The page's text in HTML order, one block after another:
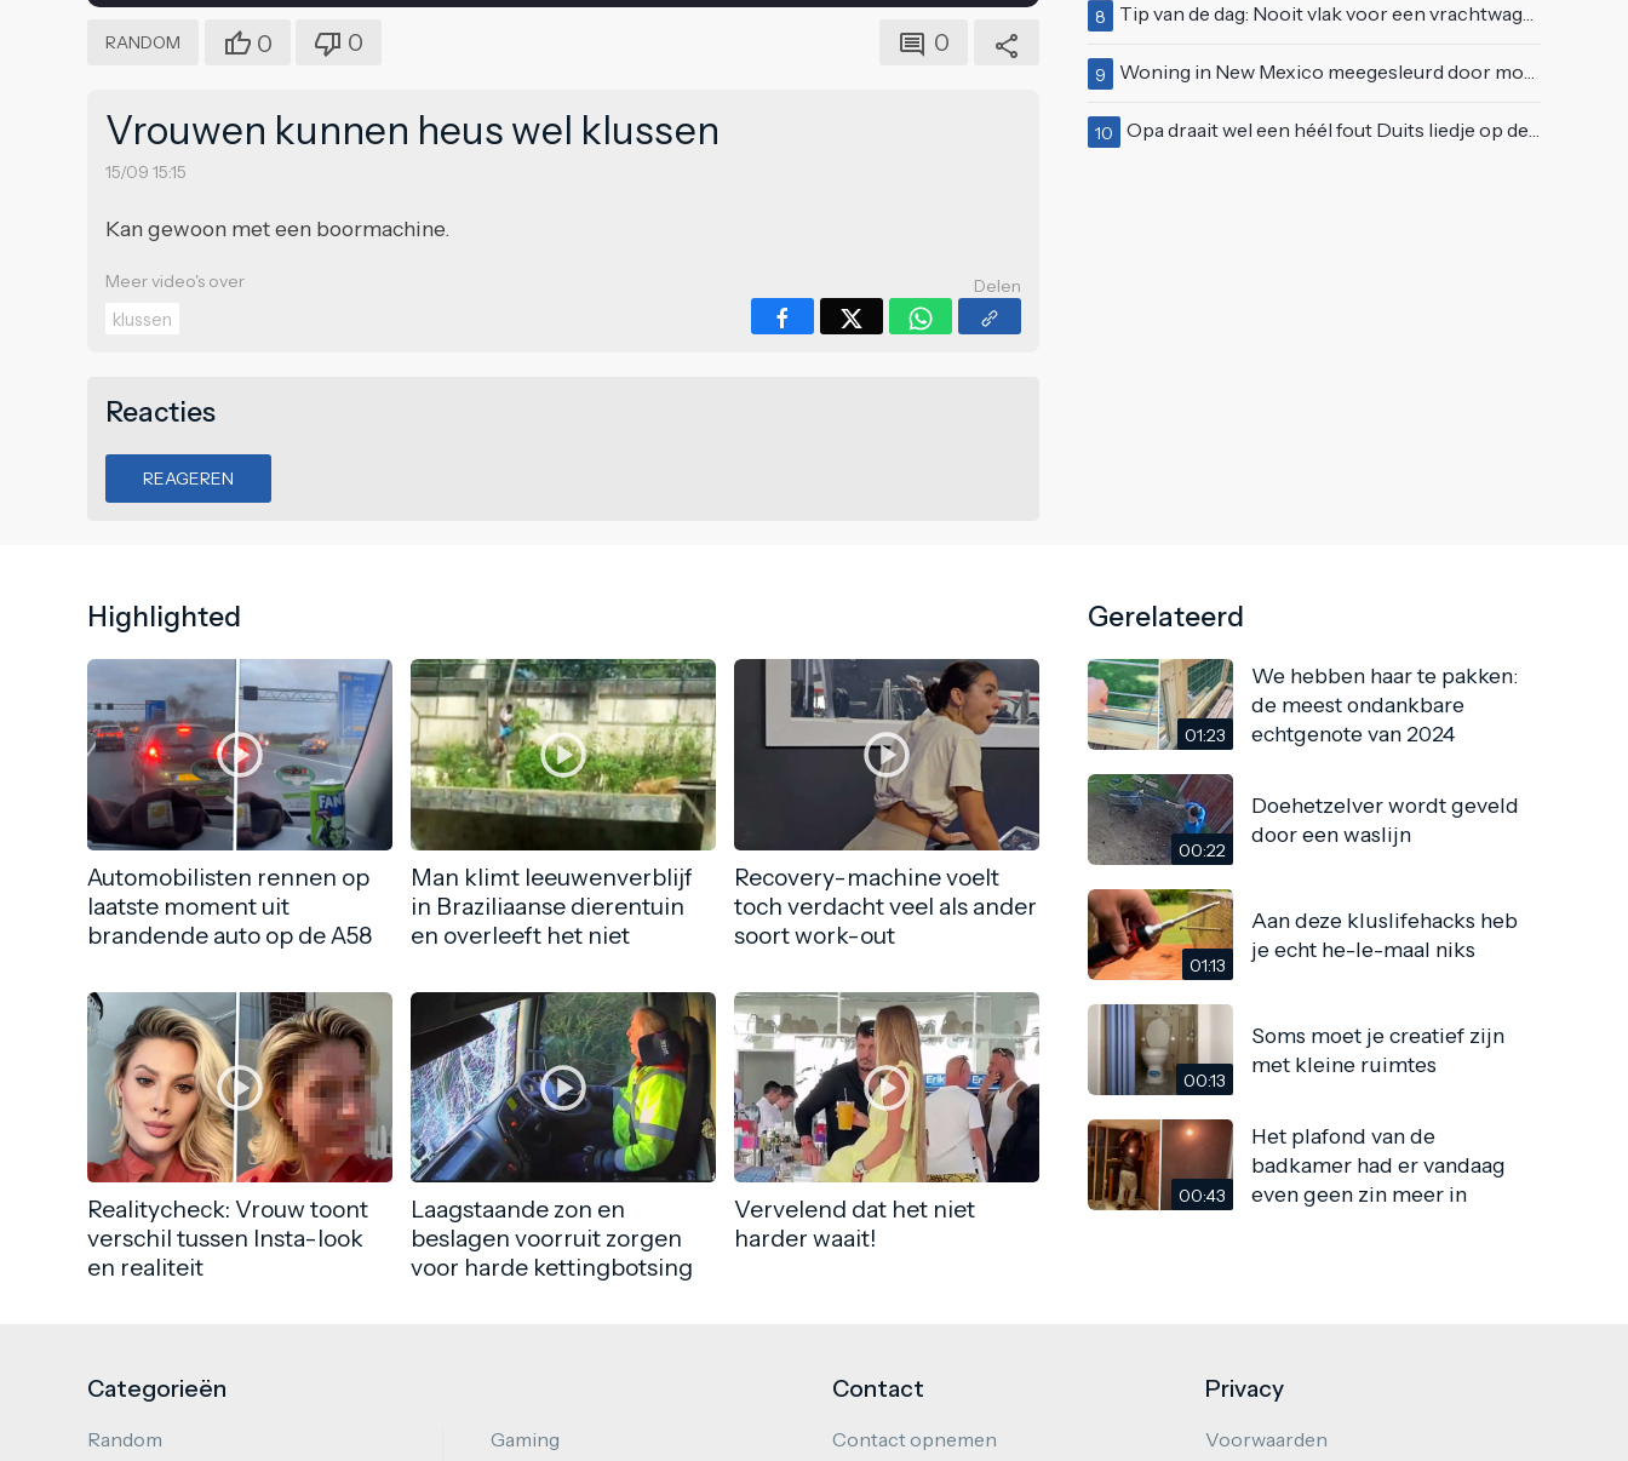
RANDOM 0 0 0
Vrouwen kunnen heus wel klussen
15/09 15:15
Kan gewoon met een boormachine.
Meer video's over
klussen
Delen
Reacties
REAGEREN
8 Tip van de dag: Nooit vlak voor een vrachtwagen invoegen
9 Woning in New Mexico meegesleurd door modderstroom
10 Opa draait wel een héél fout Duits liedje op de markt van Emmen
Highlighted
Automobilisten rennen op
laatste moment uit
brandende auto op de A58
Man klimt leeuwenverblijf
in Braziliaanse dierentuin
en overleeft het niet
Recovery-machine voelt
toch verdacht veel als ander
soort work-out
Realitycheck: Vrouw toont
verschil tussen Insta-look
en realiteit
Laagstaande zon en
beslagen voorruit zorgen
voor harde kettingbotsing
Vervelend dat het niet
harder waait!
Gerelateerd
01:23
We hebben haar te pakken:
de meest ondankbare
echtgenote van 2024
00:22
Doehetzelver wordt geveld
door een waslijn
01:13
Aan deze kluslifehacks heb
je echt he-le-maal niks
00:13
Soms moet je creatief zijn
met kleine ruimtes
00:43
Het plafond van de
badkamer had er vandaag
even geen zin meer in
Categorieën
Random Gaming
Contact
Contact opnemen
Privacy
Voorwaarden